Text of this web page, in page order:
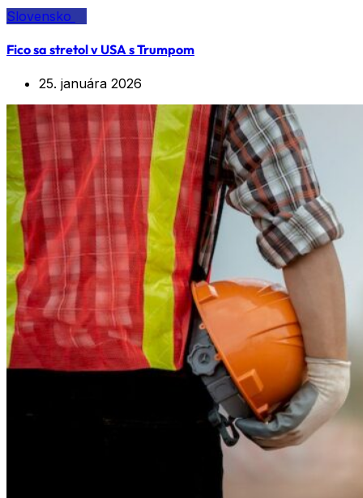
Slovensko
Fico sa stretol v USA s Trumpom
25. januára 2026